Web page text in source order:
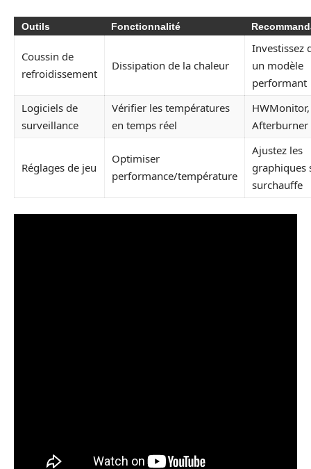
Outils Fonctionnalité
Coussin de
refroidissement
Dissipation de la chaleur
Investissez
un modèle
performant
Logiciels de
surveillance
Vérifier les températures
en temps réel
Afterburner
Réglages de jeu
Optimiser
performance/température
Ajustez les
graphiques
surchauffe